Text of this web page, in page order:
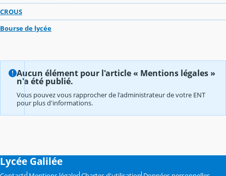
CROUS
Bourse de lycée
Aucun élément pour l'article « Mentions légales »
n'a été publié.
Vous pouvez vous rapprocher de l'administrateur de votre ENT
pour plus d'informations.
Lycée Galilée